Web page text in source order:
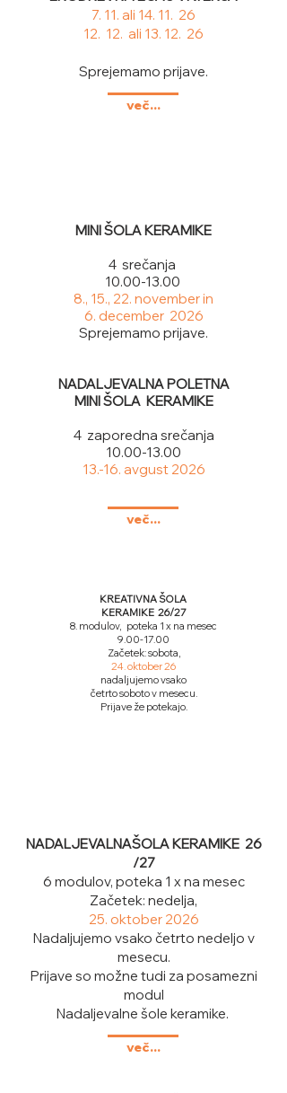
7. 11. ali 14. 11. 26
12. 12. ali 13. 12. 26
Sprejemamo prijave.
več...
MINI ŠOLA KERAMIKE
4 srečanja
10.00-13.00
8., 15., 22. november in
6. december 2026​​
Sprejemamo prijave.
NADALJEVALNA POLETNA
MINI ŠOLA KERAMIKE
4 zaporedna srečanja
10.00-13.00
13.-16. avgust 2026
več...
KREATIVNA ŠOLA
KERAMIKE 26/27
8. modulov, poteka 1 x na mesec
9.00-17.00
Začetek: sobota,
24. oktober 26
nadaljujemo vsako
četrto soboto v mesecu.
Prijave že potekajo.
NADALJEVALNAŠOLA KERAMIKE 26
/27
6 modulov, poteka 1 x na mesec
Začetek: nedelja,
25. oktober 2026
Nadaljujemo vsako četrto nedeljo v
mesecu.
Prijave so možne tudi za posamezni
modul
Nadaljevalne šole keramike.
več...